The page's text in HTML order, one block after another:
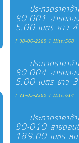
ประกวดราคาจ้
90-001 สายคลอ
5.00 เมตร ยาว
[ 08-06-2569 ] Hits:568
ประกวดราคาจ้
90-004 สายคลอง
5.00 เมตร ยาว
[ 21-05-2569 ] Hits:614
ประกวดราคาจ้
90-010 สายดอน
189.00 เมตร ห